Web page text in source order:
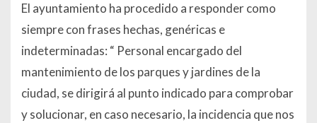
El ayuntamiento ha procedido a responder como
siempre con frases hechas, genéricas e
indeterminadas: “ Personal encargado del
mantenimiento de los parques y jardines de la
ciudad, se dirigirá al punto indicado para comprobar
y solucionar, en caso necesario, la incidencia que nos